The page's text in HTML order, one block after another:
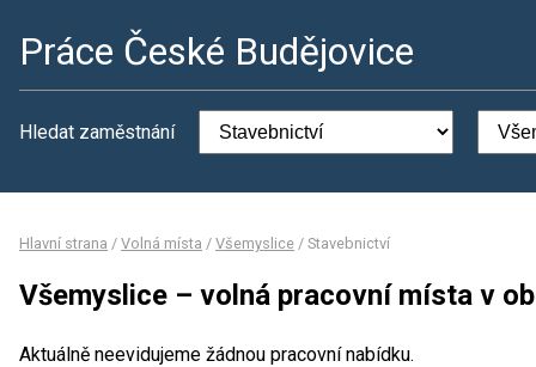
Práce České Budějovice
Hledat zaměstnání
Hlavní strana / Volná místa / Všemyslice / Stavebnictví
Všemyslice – volná pracovní místa v
Aktuálně neevidujeme žádnou pracovní nabídku.